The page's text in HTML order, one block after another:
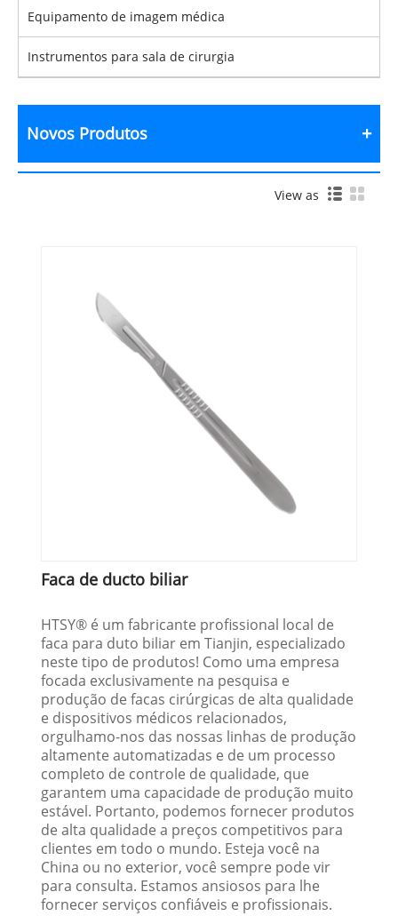
Equipamento de imagem médica
Instrumentos para sala de cirurgia
Novos Produtos
View as
Faca de ducto biliar
HTSY® é um fabricante profissional local de
faca para duto biliar em Tianjin, especializado
neste tipo de produtos! Como uma empresa
focada exclusivamente na pesquisa e
produção de facas cirúrgicas de alta qualidade
e dispositivos médicos relacionados,
orgulhamo-nos das nossas linhas de produção
altamente automatizadas e de um processo
completo de controle de qualidade, que
garantem uma capacidade de produção muito
estável. Portanto, podemos fornecer produtos
de alta qualidade a preços competitivos para
clientes em todo o mundo. Esteja você na
China ou no exterior, você sempre pode vir
para consulta. Estamos ansiosos para lhe
fornecer serviços confiáveis ​​e profissionais.